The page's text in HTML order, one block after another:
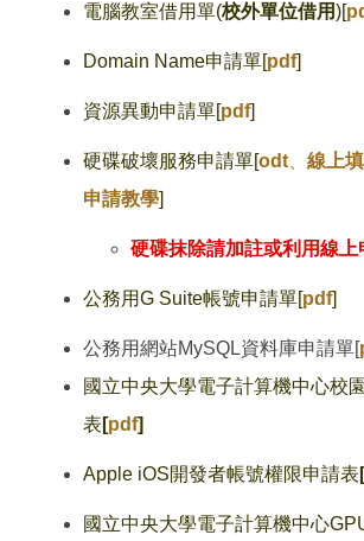
電腦教室借用單(校外單位借用)[
Domain Name申請單[pdf]
資源異動申請單[pdf]
硬碟破壞服務申請單[odt 線上
申請教學]
硬碟抹除請加註或利用線上
公務用G Suite帳號申請單[pdf]
公務用網站MySQL資料庫申請單[
國立中央大學電子計算機中心校
表 [pdf]
Apple iOS開發者帳號權限申請表 [
國立中央大學電子計算機中心